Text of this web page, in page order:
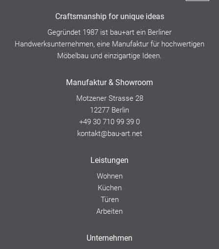
Leistungen
Wohnen
Küchen
Türen
Arbeiten
Unternehmen
Manufaktur & Showroom
Motzener Strasse 28
12277 Berlin
+49 30 710 99 39 0
kontakt@bau-art.net
Craftsmanship for unique ideas
Gegründet 1987 ist bau+art ein Berliner
Handwerksunternehmen, eine Manufaktur für hochwertigen
Möbelbau und einzigartige Ideen.